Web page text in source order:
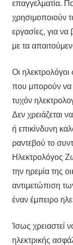
επαγγελματία.
χρησιμοποιούν
εργασίες, για να
με τα
Οι ηλεκτρολόγοι
που μπορούν να
τυχόν
Δεν χρειάζεται
ή επικίνδυνη
ραντεβού το
Ηλεκτρολόγος
την ηρεμία της
αντιμετώπιση
έναν έμπειρο
Ίσως χρειαστεί
ηλεκτρικής